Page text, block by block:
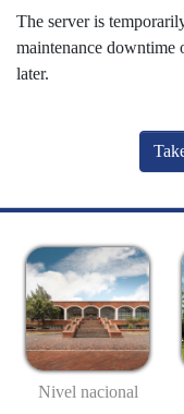
The server is
maintenance downtime
later.
Nivel nacional